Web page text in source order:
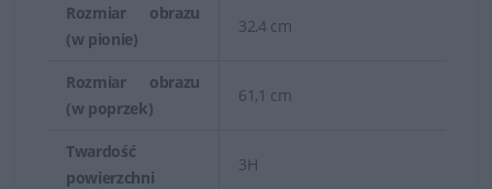
Rozmiar obrazu
(w pionie)
32,4 cm
Rozmiar obrazu
(w poprzek)
61,1 cm
Twardość
powierzchni
3H